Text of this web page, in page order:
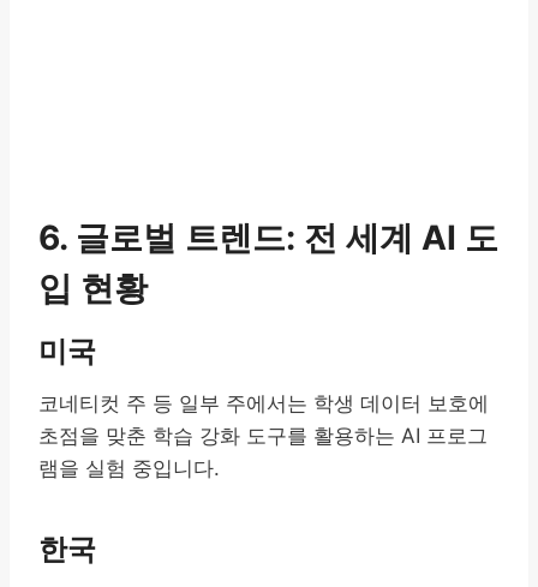
6. 글로벌 트렌드: 전 세계 AI 도
입 현황
미국
코네티컷 주 등 일부 주에서는 학생 데이터 보호에
초점을 맞춘 학습 강화 도구를 활용하는 AI 프로그
램을 실험 중입니다.
한국